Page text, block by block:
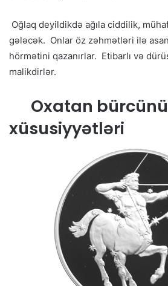
Oğlaq deyildikdə ağıla ciddilik,
gələcək. Onlar öz zəhmətləri ilə
hörmətini qazanırlar. Etibarlı və
malikdirlər.
Oxatan
xüsusiyyətləri